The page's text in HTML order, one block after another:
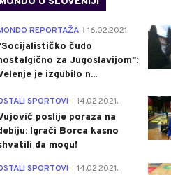
REPORTAŽA 16.02.2021.
čudo
za Jugoslavijom":
je izgubilo n...
SPORTOVI 14.02.2021.
poslije poraza na
Igrači Borca kasno
da mogu!
SPORTOVI 14.02.2021.